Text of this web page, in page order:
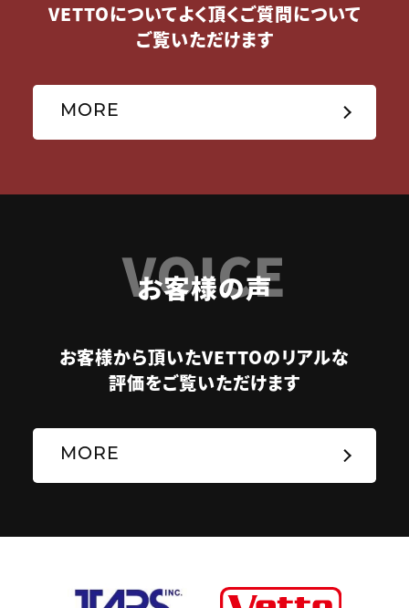
VETTOについてよく頂くご質問について
ご覧いただけます
MORE
VOICE
お客様の声
お客様から頂いたVETTOのリアルな
評価をご覧いただけます
MORE